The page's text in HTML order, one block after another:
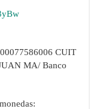
CUIT
MA/ Banco